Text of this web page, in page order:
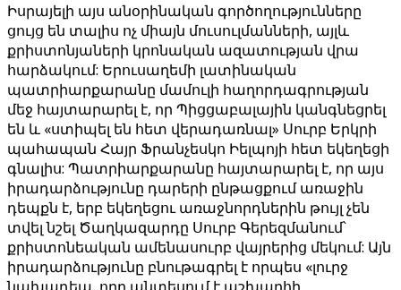
Իսրայելի այս անօրինական գործողությունները
ցույց են տալիս ոչ միայն մուսուլմանների, այլև
քրիստոնյաների կրոնական ազատության վրա
հարձակում: Երուսաղեմի լատինական
պատրիարքարանը մամուլի հաղորդագրության
մեջ հայտարարել է, որ Պիցցաբալային կանգնեցրել
են և «ստիպել են հետ վերադառնալ» Սուրբ Երկրի
պահապան Հայր Ֆրանչեսկո Իելպոյի հետ եկեղեցի
գնալիս: Պատրիարքարանը հայտարարել է, որ այս
իրադարձությունը դարերի ընթացքում առաջին
դեպքն է, երբ եկեղեցու առաջնորդներին թույլ չեն
տվել նշել Ծաղկազարդը Սուրբ Գերեզմանում՝
քրիստոնեական ամենասուրբ վայրերից մեկում: Այն
իրադարձությունը բնութագրել է որպես «լուրջ